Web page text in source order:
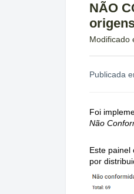
NÃO
Modificado
Publicada
Foi
Não
Este painel
por